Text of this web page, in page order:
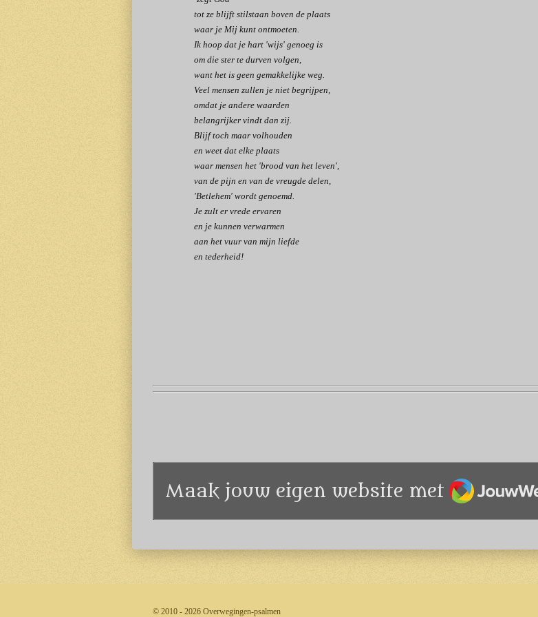
tot ze blijft stilstaan boven de plaats
waar je Mij kunt ontmoeten.
Ik hoop dat je hart 'wijs' genoeg is
om die ster te durven volgen,
want het is geen gemakkelijke weg.
Veel mensen zullen je niet begrijpen,
omdat je andere waarden
belangrijker vindt dan zij.
Blijf toch maar volhouden
en weet dat elke plaats
waar mensen het 'brood van het leven',
van de pijn en van de vreugde delen,
'Betlehem' wordt genoemd.
Je zult er vrede ervaren
en je kunnen verwarmen
aan het vuur van mijn liefde
en tederheid!
Maak jouw eigen website met JouwWeb
© 2010 - 2026 Overwegingen-psalmen